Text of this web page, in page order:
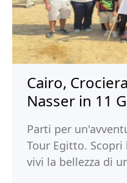
Cairo,
Nasser in 11
Parti per
Tour Egitto.
vivi la bellezza di